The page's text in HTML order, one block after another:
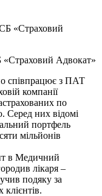
Адвокат»
співпрацює з ПАТ
компанії
по
Серед них відомі
портфель
мільйонів
в Медичний
лікаря –
подяку за